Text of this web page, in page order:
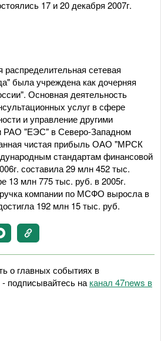
17 и 20 декабря 2007г.
сетевая
была учреждена как дочерняя
Основная деятельность
услуг в сфере
и управление другими
РАО "ЕЭС" в Северо-Западном
чистая прибыль ОАО "МРСК
стандартам финансовой
составила 29 млн 452 тыс.
13 млн 775 тыс. руб. в 2005г.
компании по МСФО выросла в
192 млн 15 тыс. руб.
о главных событиях в
подписывайтесь на канал 47news в